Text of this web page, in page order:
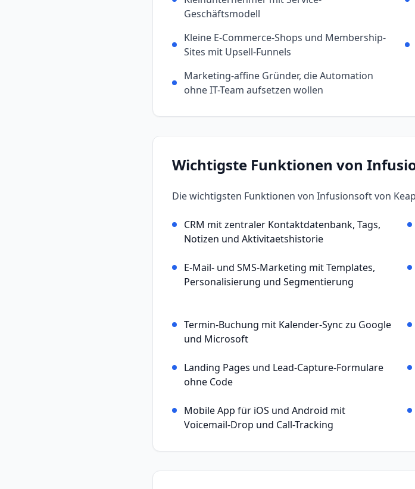
Geschäftsmodell
Kleine E-Commerce-Shops und Membership-
Sites mit Upsell-Funnels
Marketing-affine Gründer, die Automation
ohne IT-Team aufsetzen wollen
Wichtigste Funktionen von
Die wichtigsten Funktionen von Infusionsoft von Keap
CRM mit zentraler Kontaktdatenbank, Tags,
Notizen und Aktivitaetshistorie
E-Mail- und SMS-Marketing mit Templates,
Personalisierung und Segmentierung
Termin-Buchung mit Kalender-Sync zu Google
und Microsoft
Landing Pages und Lead-Capture-Formulare
ohne Code
Mobile App für iOS und Android mit
Voicemail-Drop und Call-Tracking